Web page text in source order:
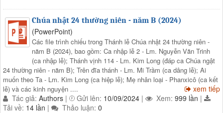
Chúa nhật 24 thường niên - năm B (2024)
(PowerPoint)
Các file trình chiếu trong Thánh lễ Chúa nhật 24 thường niên -
năm B (2024), bao gồm: Ca nhập lễ 2 - Lm. Nguyễn Văn Trinh
(ca nhập lễ); Thánh vịnh 114 - Lm. Kim Long (đáp ca Chúa ngật
24 thường niên - năm B); Trên đĩa thánh - Lm. Mi Trầm (ca dâng lễ); Ai
muốn theo Ta - Lm. Kim Long (ca hiệp lễ); Mẹ nhân loại - Phanxicô (ca kết
lễ) và các kinh nguyện ....
xem tiếp
Tác giả: Authors | Gửi lên: 10/09/2024 | Xem: 999 lần |
Tải về: 14 lần | Thảo luận: 0